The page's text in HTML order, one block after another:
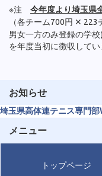
※注 今年度より埼玉県
（各チーム700円 ✕ 223
男女一方のみ登録の学
を年度当初に徴収してい
お知らせ
埼玉県高体連テニス専門
メニュー
トップページ